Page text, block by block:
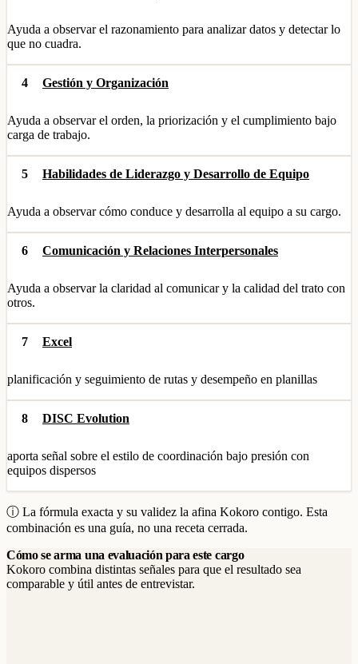
Ayuda a observar el razonamiento para analizar datos y detectar lo
que no cuadra.
4 Gestión y Organización
Ayuda a observar el orden, la priorización y el cumplimiento bajo
carga de trabajo.
5 Habilidades de Liderazgo y Desarrollo de Equipo
Ayuda a observar cómo conduce y desarrolla al equipo a su cargo.
6 Comunicación y Relaciones Interpersonales
Ayuda a observar la claridad al comunicar y la calidad del trato con
otros.
7 Excel
planificación y seguimiento de rutas y desempeño en planillas
8 DISC Evolution
aporta señal sobre el estilo de coordinación bajo presión con
equipos dispersos
ⓘ La fórmula exacta y su validez la afina Kokoro contigo. Esta
combinación es una guía, no una receta cerrada.
Cómo se arma una evaluación para este cargo
Kokoro combina distintas señales para que el resultado sea
comparable y útil antes de entrevistar.